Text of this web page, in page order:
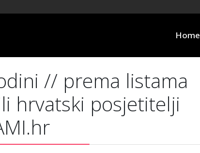
Home
// prema listama
hrvatski posjetitelji